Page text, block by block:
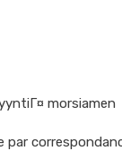
morsiamen
par